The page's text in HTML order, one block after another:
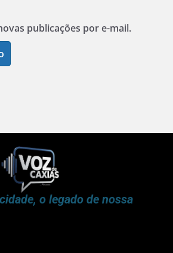
publicações por e-mail.
o legado de nossa